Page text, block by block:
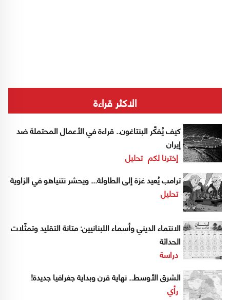
الاكثر قراءة
كيف يُفكّر البنتاغون.. قراءة في الأعمال المحتملة ضد
إيران
إخترنا لكم تحليل
ترامب يُعيد غزة إلى الطاولة... ويحشر نتنياهو في الزاوية
تحليل
الانتماء الديني وأسماء اللبنانيين: متانة التقليد وتمثّلات
الحداثة
دراسة
الشرق الأوسط.. نهاية قرن وبداية جغرافيا جديدة!
رأي